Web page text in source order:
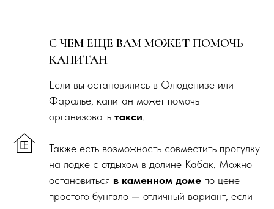
С ЧЕМ ЕЩЕ ВАМ МОЖЕТ ПОМОЧЬ
КАПИТАН
Если вы остановились в Олюденизе или
Фаралье, капитан может помочь
организовать такси.
Также есть возможность совместить прогулку
на лодке с отдыхом в долине Кабак. Можно
остановиться в каменном доме по цене
простого бунгало — отличный вариант, если